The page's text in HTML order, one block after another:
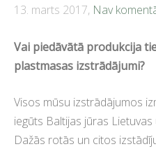
13. marts 2017, Nav
Vai piedāvātā produkcija
plastmasas izstrādājumi?
Visos mūsu izstrādājumos
iegūts Baltijas jūras
Dažās rotās un citos